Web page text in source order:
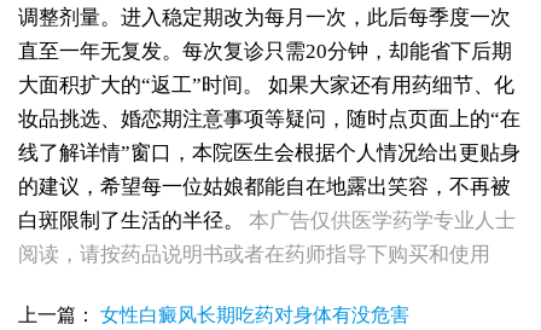
调整剂量。进入稳定期改为每月一次，此后每季度一次
直至一年无复发。每次复诊只需20分钟，却能省下后期
大面积扩大的“返工”时间。
如果大家还有用药细节、化
妆品挑选、婚恋期注意事项等疑问，随时点页面上的“在
线了解详情”窗口，本院医生会根据个人情况给出更贴身
的建议，希望每一位姑娘都能自在地露出笑容，不再被
白斑限制了生活的半径。
本广告仅供医学药学专业人士
阅读，请按药品说明书或者在药师指导下购买和使用
上一篇： 女性白癜风长期吃药对身体有没危害
女性白癜风治疗：遮盖产品选择安全标准是什么
女性皮肤白斑护理指南：家属陪伴需留意的细节
治疗女性皮肤病的医院：白斑患者康复训练指导手册
女性白癜风稳定期移植手术：需要满足哪些条件？